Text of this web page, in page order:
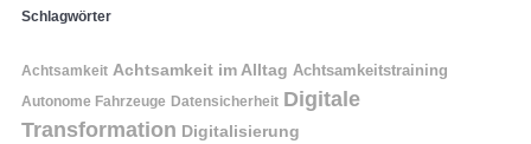
Schlagwörter
Achtsamkeit Achtsamkeit im Alltag Achtsamkeitstraining
Autonome Fahrzeuge Datensicherheit Digitale
Transformation Digitalisierung